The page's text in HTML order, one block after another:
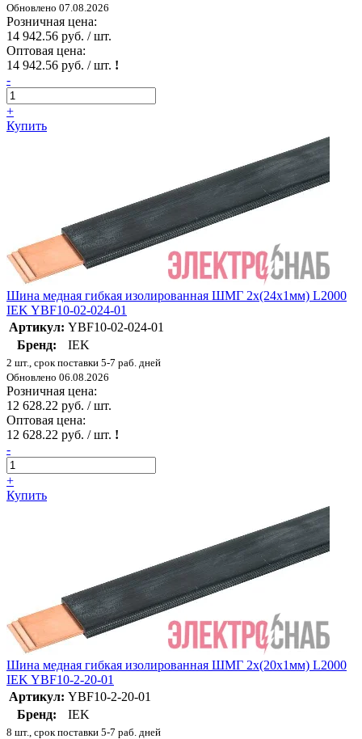
Обновлено 07.08.2026
Розничная цена:
14 942.56 руб. / шт.
Оптовая цена:
14 942.56 руб. / шт. !
-
+
Купить
Шина медная гибкая изолированная ШМГ 2x(24x1мм) L2000
IEK YBF10-02-024-01
Артикул: YBF10-02-024-01
Бренд:
IEK
2 шт., срок поставки 5-7 раб. дней
Обновлено 06.08.2026
Розничная цена:
12 628.22 руб. / шт.
Оптовая цена:
12 628.22 руб. / шт. !
-
+
Купить
Шина медная гибкая изолированная ШМГ 2х(20х1мм) L2000
IEK YBF10-2-20-01
Артикул: YBF10-2-20-01
Бренд:
IEK
8 шт., срок поставки 5-7 раб. дней